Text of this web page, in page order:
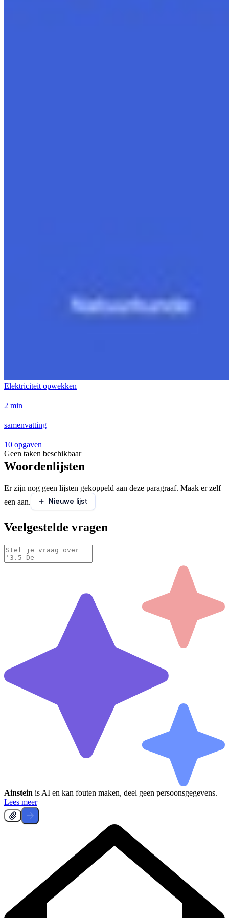
Elektriciteit opwekken
2 min
samenvatting
10 opgaven
Geen taken beschikbaar
Woordenlijsten
Er zijn nog geen lijsten gekoppeld aan deze paragraaf. Maak er zelf
een aan.
Nieuwe lijst
Veelgestelde vragen
Ainstein is AI en kan fouten maken, deel geen persoonsgegevens.
Lees meer